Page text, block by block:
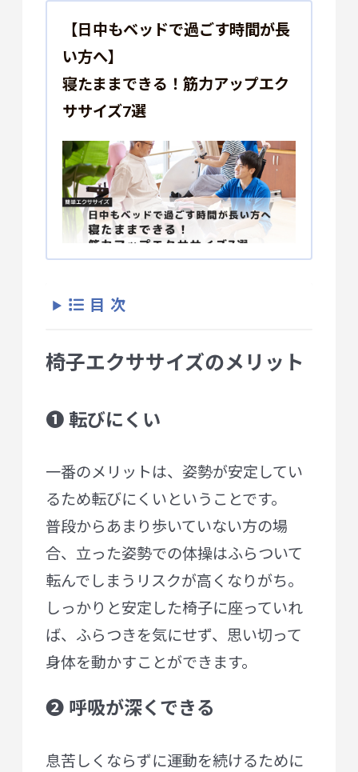
【日中もベッドで過ごす時間が長
い方へ】
寝たままできる！筋力アップエク
ササイズ7選
目次
椅子エクササイズのメリット
❶ 転びにくい
一番のメリットは、姿勢が安定してい
るため転びにくいということです。
普段からあまり歩いていない方の場
合、立った姿勢での体操はふらついて
転んでしまうリスクが高くなりがち。
しっかりと安定した椅子に座っていれ
ば、ふらつきを気にせず、思い切って
身体を動かすことができます。
❷ 呼吸が深くできる
息苦しくならずに運動を続けるために